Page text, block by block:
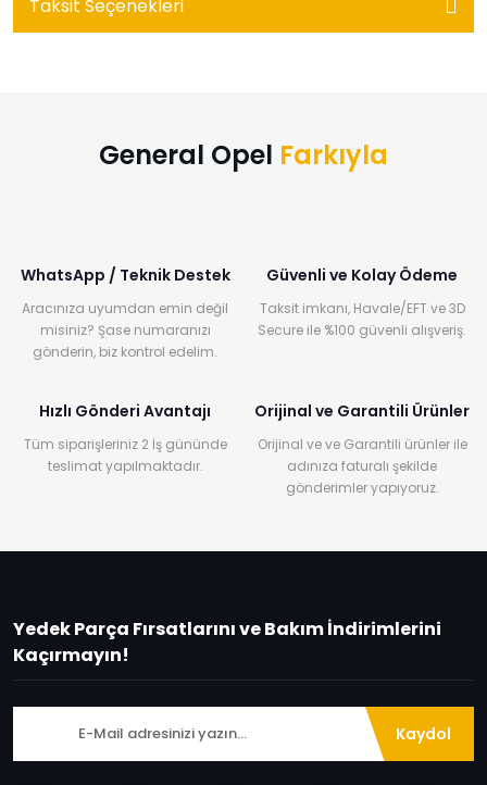
Taksit Seçenekleri
General Opel Farkıyla
WhatsApp / Teknik Destek
Aracınıza uyumdan emin değil
misiniz? Şase numaranızı
gönderin, biz kontrol edelim.
Güvenli ve Kolay Ödeme
Taksit imkanı, Havale/EFT ve 3D
Secure ile %100 güvenli alışveriş.
Hızlı Gönderi Avantajı
Tüm siparişleriniz 2 İş gününde
teslimat yapılmaktadır.
Orijinal ve Garantili Ürünler
Orijinal ve ve Garantili ürünler ile
adınıza faturalı şekilde
gönderimler yapıyoruz.
Yedek Parça Fırsatlarını ve Bakım İndirimlerini
Kaçırmayın!
Kaydol